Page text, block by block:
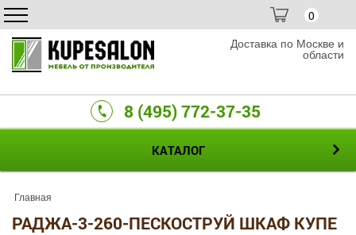
0
Доставка по Москве и
области
8 (495) 772-37-35
КАТАЛОГ
Главная
РАДЖА-3-260-ПЕСКОСТРУЙ ШКАФ КУПЕ